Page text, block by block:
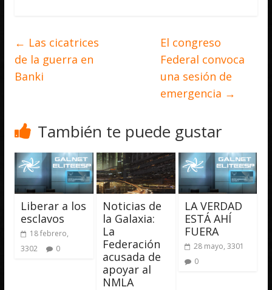
← Las cicatrices
de la guerra en
Banki
El congreso
Federal convoca
una sesión de
emergencia →
También te puede gustar
Liberar a los
esclavos
18 febrero,
3302
0
Noticias de
la Galaxia:
La
Federación
acusada de
apoyar al
NMLA
LA VERDAD
ESTÁ AHÍ
FUERA
28 mayo, 3301
0